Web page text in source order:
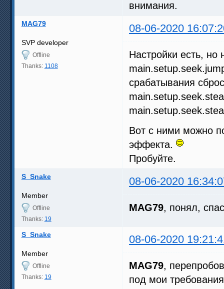
внимания.
MAG79 08-06-2020
SVP developer
Offline
Thanks: 1108
Настройки есть, но
срабатывания
Вот с ними можно
эффекта.
Пробуйте.
S_Snake 08-06-2020
Member
Offline
Thanks: 19
MAG79, понял,
S_Snake 08-06-2020
Member
Offline
Thanks: 19
MAG79,
под мои